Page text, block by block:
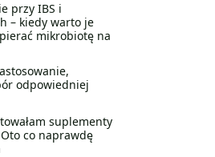
przy IBS i
– kiedy warto je
mikrobiotę na
odpowiedniej
suplementy
co naprawdę